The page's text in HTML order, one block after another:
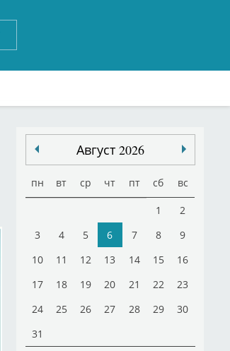
Август 2026
пн вт ср чт пт сб вс
1
2
3
4 5 6 7 8
9
10
11 12 13 14 15
16
17
18 19 20 21 22
23
24
25 26 27 28 29
30
31